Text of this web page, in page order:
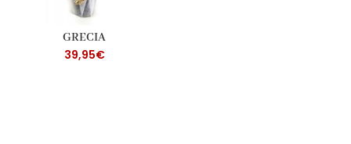
GRECIA
39,95€